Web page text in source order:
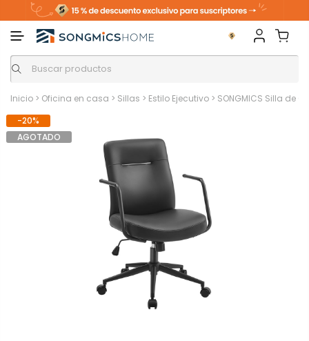
Inicio > Oficina en casa > Sillas > Estilo Ejecutivo > SONGMICS Silla de
-20%
AGOTADO